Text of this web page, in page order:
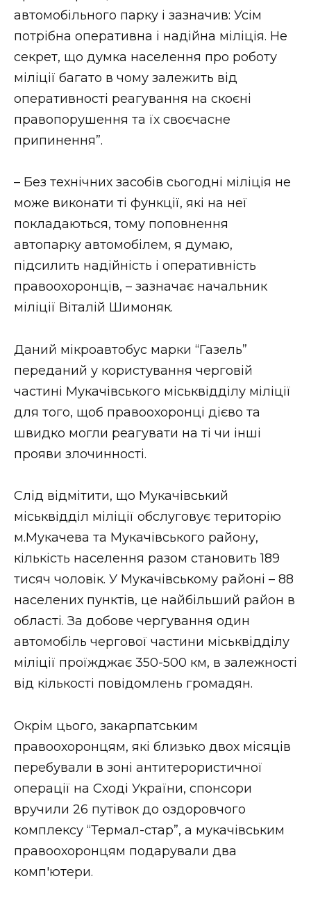
автомобільного парку і зазначив: Усім
потрібна оперативна і надійна міліція. Не
секрет, що думка населення про роботу
міліції багато в чому залежить від
оперативності реагування на скоєні
правопорушення та їх своєчасне
припинення”.
– Без технічних засобів сьогодні міліція не
може виконати ті функції, які на неї
покладаються, тому поповнення
автопарку автомобілем, я думаю,
підсилить надійність і оперативність
правоохоронців, – зазначає начальник
міліції Віталій Шимоняк.
Даний мікроавтобус марки “Газель”
переданий у користування черговій
частині Мукачівського міськвідділу міліції
для того, щоб правоохоронці дієво та
швидко могли реагувати на ті чи інші
прояви злочинності.
Слід відмітити, що Мукачівський
міськвідділ міліції обслуговує територію
м.Мукачева та Мукачівського району,
кількість населення разом cтановить 189
тисяч чоловік. У Мукачівському районі – 88
населених пунктів, це найбільший район в
області. За добове чергування один
автомобіль чергової частини міськвідділу
міліції проїжджає 350-500 км, в залежності
від кількості повідомлень громадян.
Окрім цього, закарпатським
правоохоронцям, які близько двох місяців
перебували в зоні антитерористичної
операції на Сході України, спонсори
вручили 26 путівок до оздоровчого
комплексу “Термал-стар”, а мукачівським
правоохоронцям подарували два
комп′ютери.